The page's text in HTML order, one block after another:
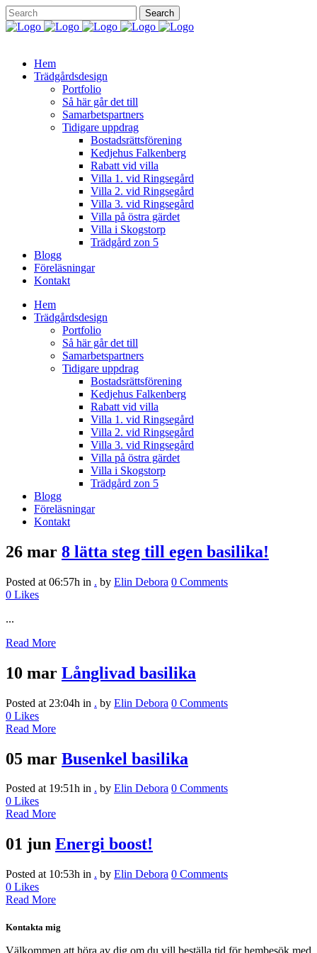
Hem
Trädgårdsdesign
Portfolio
Så här går det till
Samarbetspartners
Tidigare uppdrag
Bostadsrättsförening
Kedjehus Falkenberg
Rabatt vid villa
Villa 1. vid Ringsegård
Villa 2. vid Ringsegård
Villa 3. vid Ringsegård
Villa på östra gärdet
Villa i Skogstorp
Trädgård zon 5
Blogg
Föreläsningar
Kontakt
Hem
Trädgårdsdesign
Portfolio
Så här går det till
Samarbetspartners
Tidigare uppdrag
Bostadsrättsförening
Kedjehus Falkenberg
Rabatt vid villa
Villa 1. vid Ringsegård
Villa 2. vid Ringsegård
Villa 3. vid Ringsegård
Villa på östra gärdet
Villa i Skogstorp
Trädgård zon 5
Blogg
Föreläsningar
Kontakt
26 mar 8 lätta steg till egen basilika!
Posted at 06:57h in . by Elin Debora 0 Comments
0 Likes
...
Read More
10 mar Långlivad basilika
Posted at 23:04h in . by Elin Debora 0 Comments
0 Likes
Read More
05 mar Busenkel basilika
Posted at 19:51h in . by Elin Debora 0 Comments
0 Likes
Read More
01 jun Energi boost!
Posted at 10:53h in . by Elin Debora 0 Comments
0 Likes
Read More
Kontakta mig